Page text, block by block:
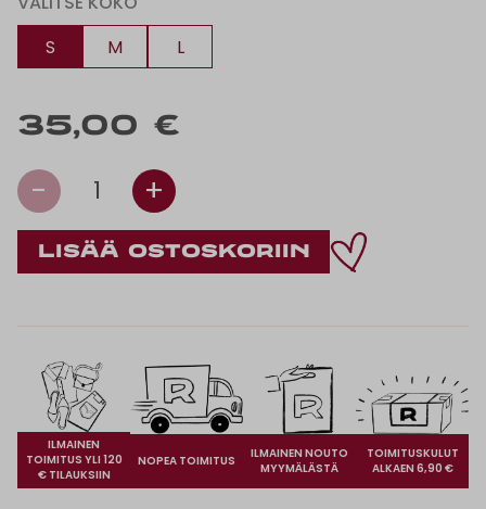
S
M L
35,00 €
- 1 +
ILMAINEN
TOIMITUS YLI 120
€ TILAUKSIIN
NOPEA TOIMITUS
ILMAINEN NOUTO
MYYMÄLÄSTÄ
TOIMITUSKULUT
ALKAEN 6,90 €